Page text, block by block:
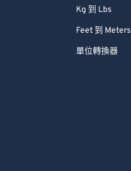
Kg 到 Lbs
Feet 到 Meters
單位轉換器